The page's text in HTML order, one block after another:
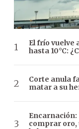
El frío vuelve
hasta 10°C:
Corte anula
matar a su
Encarnación:
comprar oro,